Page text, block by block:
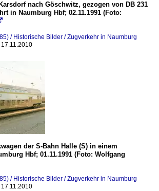
nach Göschwitz, gezogen von DB 231
in Naumburg Hbf; 02.11.1991 (Foto:
/ Historische Bilder / Zugverkehr in Naumburg
der S-Bahn Halle (S) in einem
Hbf; 01.11.1991 (Foto: Wolfgang
/ Historische Bilder / Zugverkehr in Naumburg